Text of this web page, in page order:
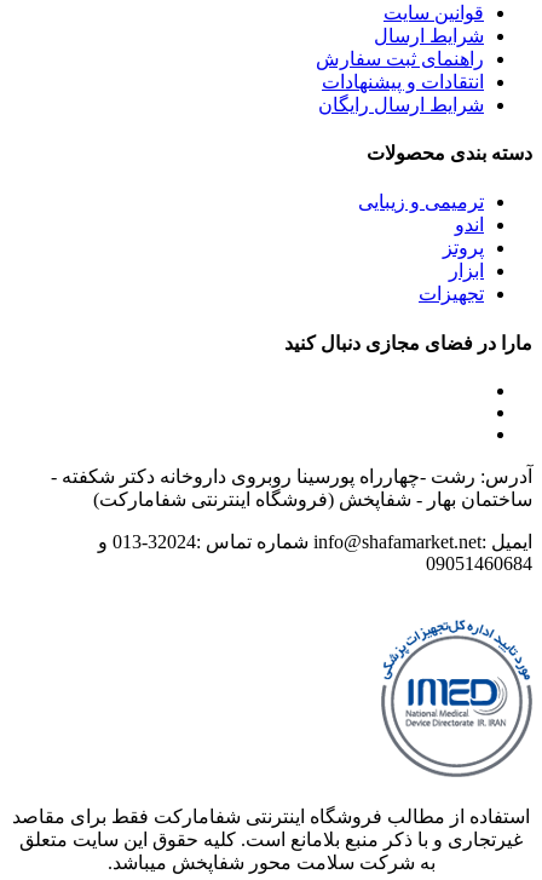
قوانین سایت
شرایط ارسال
راهنمای ثبت سفارش
انتقادات و پیشنهادات
شرایط ارسال رایگان
دسته بندی محصولات
ترمیمی و زیبایی
اندو
پروتز
ابزار
تجهیزات
مارا در فضای مجازی دنبال کنید
آدرس: رشت -چهارراه پورسینا روبروی داروخانه دکتر شکفته -
ساختمان بهار - شفاپخش (فروشگاه اینترنتی شفامارکت)
ایمیل :info@shafamarket.net شماره تماس :32024-013 و
09051460684
استفاده از مطالب فروشگاه اینترنتی شفامارکت فقط برای مقاصد
غیرتجاری و با ذکر منبع بلامانع است. کلیه حقوق این سایت متعلق
به شرکت سلامت محور شفاپخش میباشد.